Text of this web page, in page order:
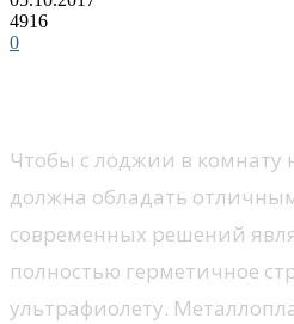
4916
0
Чтобы с лоджии в комнату
должна обладать
современных решений
полностью герметичное
ультрафиолету.